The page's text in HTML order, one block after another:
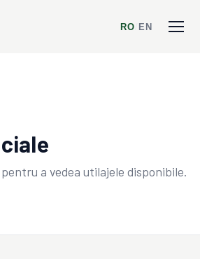
RO EN
a vedea utilajele disponibile.